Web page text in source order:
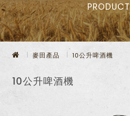
PRODUCT
麥田產品 10公升啤酒機
10公升啤酒機